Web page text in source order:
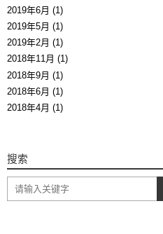
2019年6月 (1)
2019年5月 (1)
2019年2月 (1)
2018年11月 (1)
2018年9月 (1)
2018年6月 (1)
2018年4月 (1)
搜索